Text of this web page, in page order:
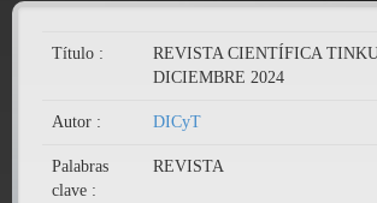
Título :
REVISTA CIENTÍFICA
DICIEMBRE 2024
Autor : DICyT
Palabras
clave :
REVISTA